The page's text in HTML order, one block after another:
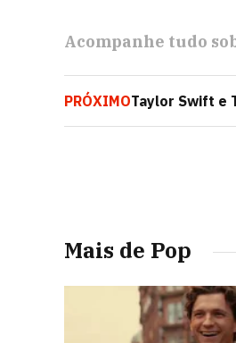
Acompanhe tudo
PRÓXIMOTaylor Swift e
do ano
Mais de Pop